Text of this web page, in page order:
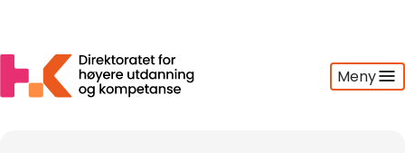
Meny